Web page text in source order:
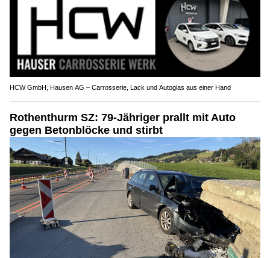
HCW GmbH, Hausen AG – Carrosserie, Lack und Autoglas aus einer Hand
Rothenthurm SZ: 79-Jähriger prallt mit Auto
gegen Betonblöcke und stirbt